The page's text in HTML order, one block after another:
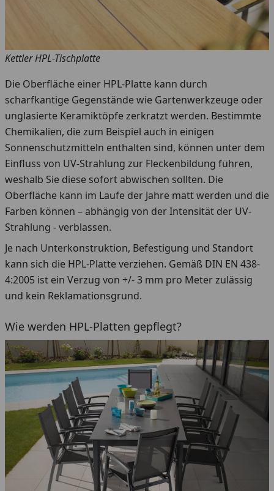
Kettler HPL-Tischplatte
Die Oberfläche einer HPL-Platte kann durch
scharfkantige Gegenstände wie Gartenwerkzeuge oder
unglasierte Keramiktöpfe zerkratzt werden. Bestimmte
Chemikalien, die zum Beispiel auch in einigen
Sonnenschutzmitteln enthalten sind, können unter dem
Einfluss von UV-Strahlung zur Fleckenbildung führen,
weshalb Sie diese sofort abwischen sollten. Die
Oberfläche kann im Laufe der Jahre matt werden und die
Farben können – abhängig von der Intensität der UV-
Strahlung - verblassen.
Je nach Unterkonstruktion, Befestigung und Standort
kann sich die HPL-Platte verziehen. Gemäß DIN EN 438-
4:2005 ist ein Verzug von +/- 3 mm pro Meter zulässig
und kein Reklamationsgrund.
Wie werden HPL-Platten gepflegt?